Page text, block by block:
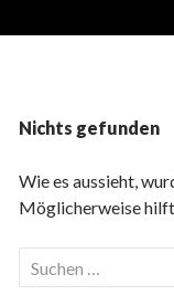
Nichts gefunden
Wie es aussieht,
Möglicherweise hilft
Suchen
nach: